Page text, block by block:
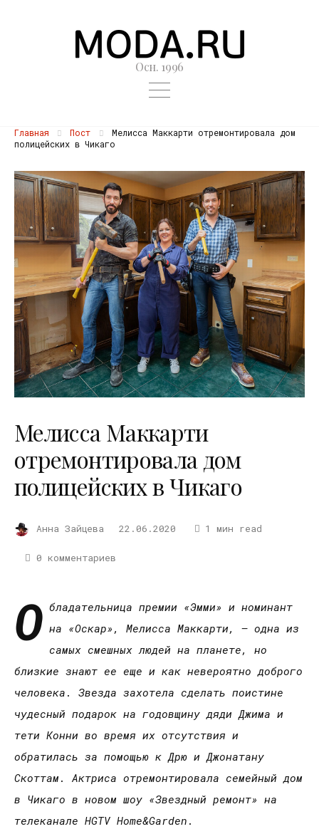
Осн. 1996
Главная Пост
Мелисса Маккарти отремонтировала дом
полицейских в Чикаго
Мелисса Маккарти
отремонтировала дом
полицейских в Чикаго
Анна Зайцева 22.06.2020 1 мин read
0 комментариев
О бладательница премии «Эмми» и номинант
на «Оскар», Мелисса Маккарти, – одна из
самых смешных людей на планете, но
близкие знают ее еще и как невероятно доброго
человека. Звезда захотела сделать поистине
чудесный подарок на годовщину дяди Джима и
тети Конни во время их отсутствия и
обратилась за помощью к Дрю и Джонатану
Скоттам. Актриса отремонтировала семейный дом
в Чикаго в новом шоу «Звездный ремонт» на
телеканале HGTV Home&Garden .